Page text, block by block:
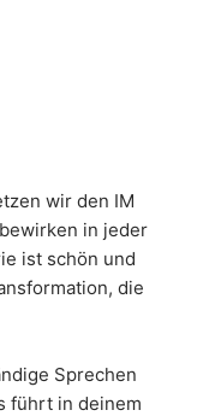
wir den IM
in jeder
ist schön und
die
Sprechen
führt in deinem